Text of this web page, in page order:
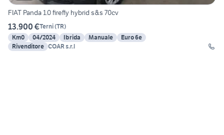
FIAT Panda 1.0 firefly hybrid s&s 70cv
13.900 €Terni(TR)
Km0
04/2024 Ibrida Manuale
Euro 6e
Rivenditore COAR s.r.l